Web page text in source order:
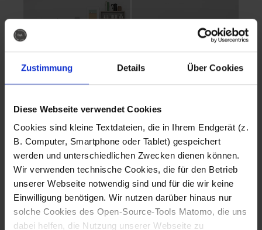
Zustimmung Details Über Cookies
Diese Webseite verwendet Cookies
Cookies sind kleine Textdateien, die in Ihrem Endgerät (z.
B. Computer, Smartphone oder Tablet) gespeichert
werden und unterschiedlichen Zwecken dienen können.
Wir verwenden technische Cookies, die für den Betrieb
unserer Webseite notwendig sind und für die wir keine
Einwilligung benötigen. Wir nutzen darüber hinaus nur
solche Cookies des Open-Source-Tools Matomo, die uns
dabei helfen, die Nutzung unserer Webseite zu
Fotografo: Lorenz
Sternbach
Download
Fotografo: Lorenz
Sternbach
Download